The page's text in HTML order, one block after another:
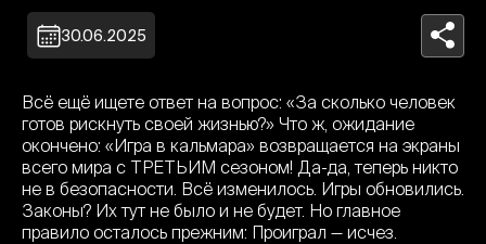
30.06.2025
Всё ещё ищете ответ на вопрос: «За сколько человек
готов рискнуть своей жизнью?» Что ж, ожидание
окончено: «Игра в кальмара» возвращается на экраны
всего мира с ТРЕТЬИМ сезоном! Да-да, теперь никто
не в безопасности. Всё изменилось. Игры обновились.
Законы? Их тут не было и не будет. Но главное
правило осталось прежним: Проиграл — исчез.